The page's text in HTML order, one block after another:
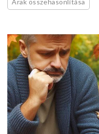
Árak összehasonlítása